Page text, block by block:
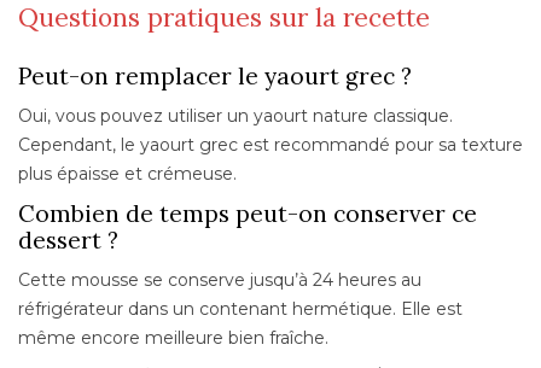
Questions pratiques sur la recette
Peut-on remplacer le yaourt grec ?
Oui, vous pouvez utiliser un yaourt nature classique.
Cependant, le yaourt grec est recommandé pour sa texture
plus épaisse et crémeuse.
Combien de temps peut-on conserver ce
dessert ?
Cette mousse se conserve jusqu’à 24 heures au
réfrigérateur dans un contenant hermétique. Elle est
même encore meilleure bien fraîche.